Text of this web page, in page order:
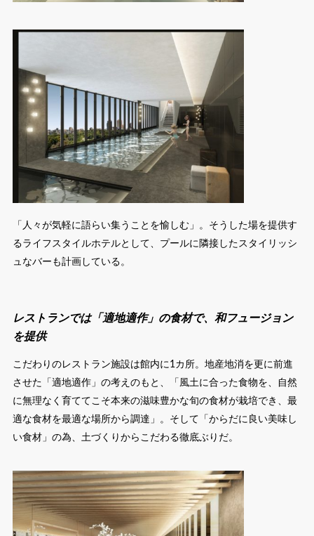
「人々が気軽に語らい集うことを愉しむ」。そうした場を提供す
るライフスタイルホテルとして、プールに隣接したスタイリッシ
ュなバーも計画している。
レストランでは「適地適作」の食材で、和フュージョン
を提供
こだわりのレストラン施設は館内に1カ所。地産地消を更に前進
させた「適地適作」の考えのもと、「風土に合った食物を、自然
に無理なく育ててこそ本来の滋味豊かな旬の食材が栽培でき、最
適な食材を最適な場所から調達」。そして「からだに良い美味し
い食材」の為、土づくりからこだわる徹底ぶりだ。